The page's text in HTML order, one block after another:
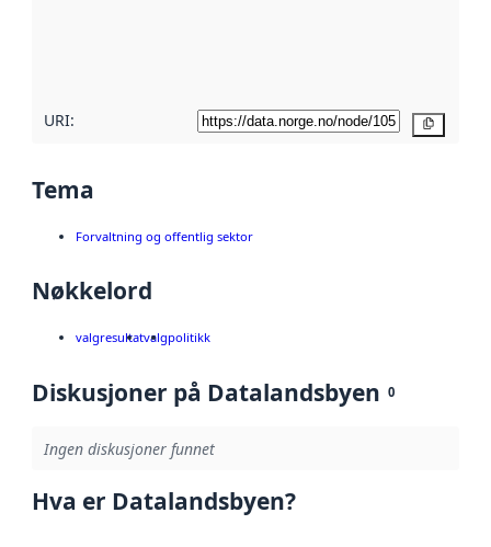
URI:
Tema
Forvaltning og offentlig sektor
Nøkkelord
valgresultatvalgpolitikk
Diskusjoner på Datalandsbyen 0
Ingen diskusjoner funnet
Hva er Datalandsbyen?